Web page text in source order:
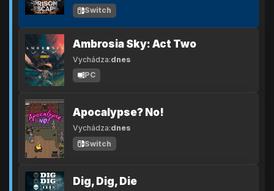
Switch
Ambrosia Sky: Act Two
Vychádza:dnes
PC
Apocalypse? No!
Vychádza:dnes
Switch
Dig, Dig, Die